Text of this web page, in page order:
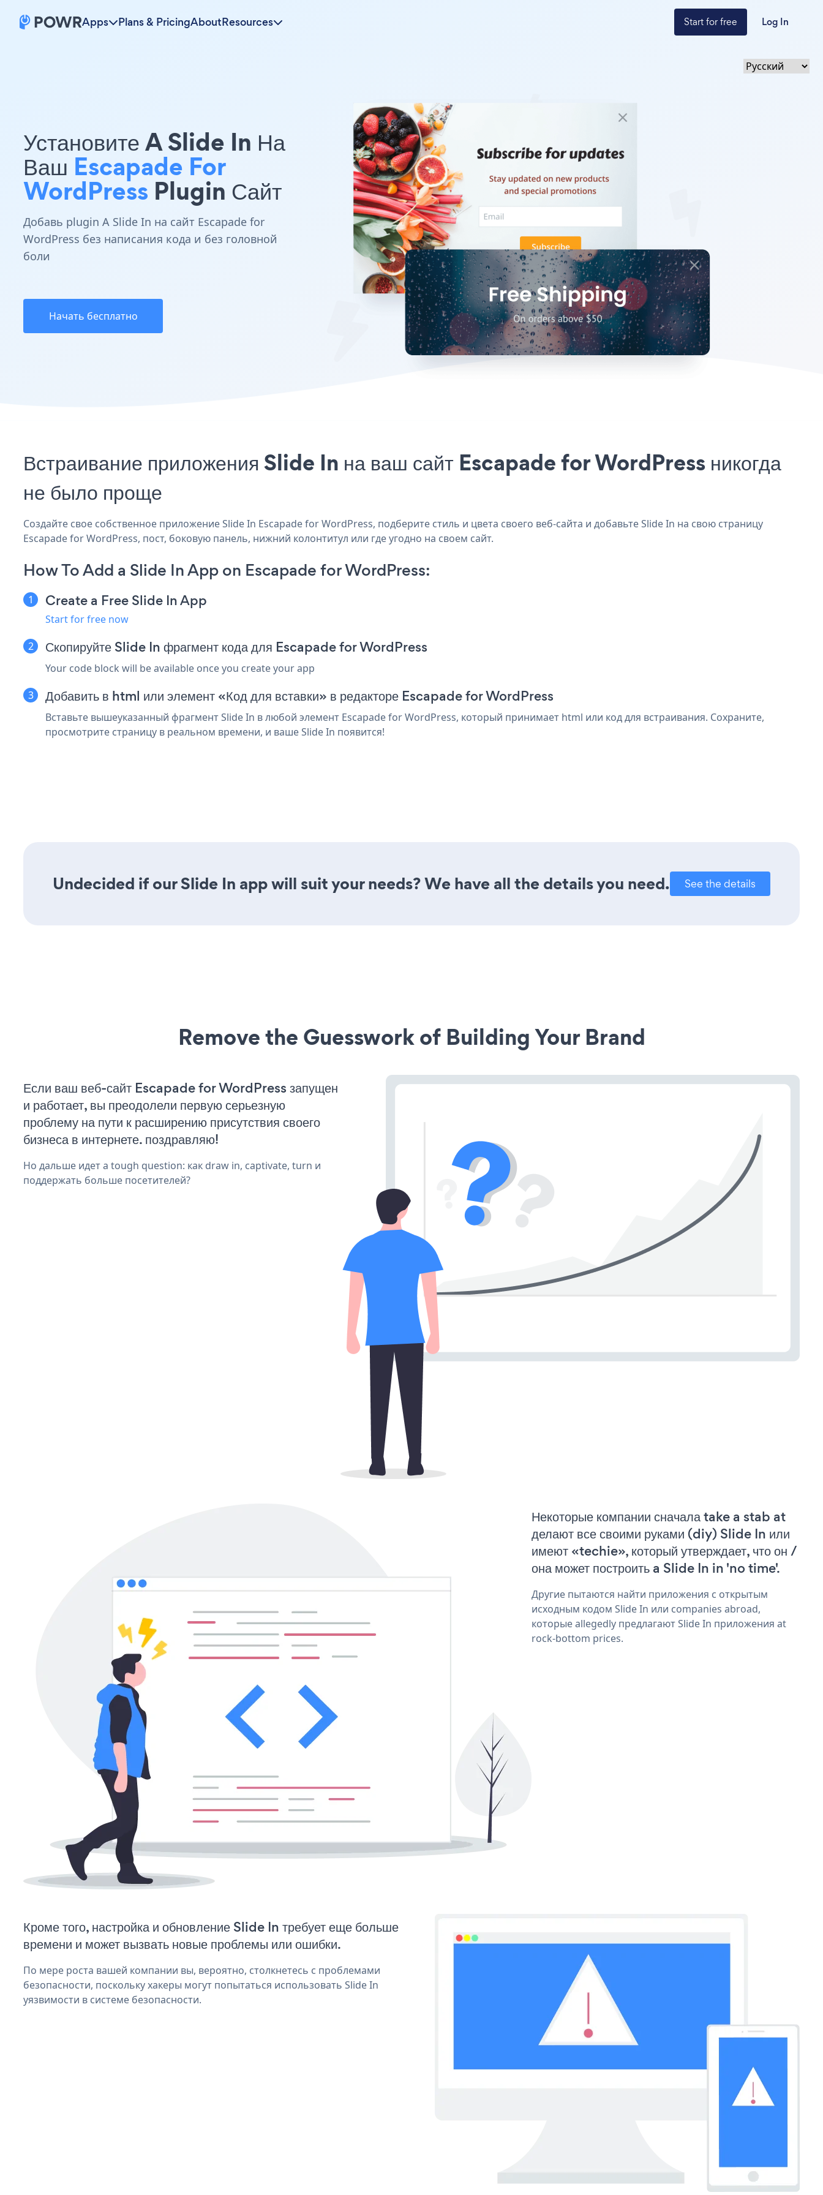
Apps Plans & PricingAboutResources Start for free Log In
Установите A Slide In На
Ваш Escapade For
WordPress Plugin Сайт
Добавь plugin A Slide In на сайт Escapade for
WordPress без написания кода и без головной
боли
Начать бесплатно
Встраивание приложения Slide In на ваш сайт Escapade for WordPress никогда
не было проще
Создайте свое собственное приложение Slide In Escapade for WordPress, подберите стиль и цвета своего веб-сайта и добавьте Slide In на свою страницу
Escapade for WordPress, пост, боковую панель, нижний колонтитул или где угодно на своем сайт.
How To Add a Slide In App on Escapade for WordPress:
Create a Free Slide In App
Start for free now
Скопируйте Slide In фрагмент кода для Escapade for WordPress
Your code block will be available once you create your app
Добавить в html или элемент «Код для вставки» в редакторе Escapade for WordPress
Вставьте вышеуказанный фрагмент Slide In в любой элемент Escapade for WordPress, который принимает html или код для встраивания. Сохраните,
просмотрите страницу в реальном времени, и ваше Slide In появится!
Undecided if our Slide In app will suit your needs? We have all the details you need. See the details
Remove the Guesswork of Building Your Brand
Если ваш веб-сайт Escapade for WordPress запущен
и работает, вы преодолели первую серьезную
проблему на пути к расширению присутствия своего
бизнеса в интернете. поздравляю!
Но дальше идет a tough question: как draw in, captivate, turn и
поддержать больше посетителей?
Некоторые компании сначала take a stab at
делают все своими руками (diy) Slide In или
имеют «techie», который утверждает, что он /
она может построить a Slide In in 'no time'.
Другие пытаются найти приложения с открытым
исходным кодом Slide In или companies abroad,
которые allegedly предлагают Slide In приложения at
rock-bottom prices.
Кроме того, настройка и обновление Slide In требует еще больше
времени и может вызвать новые проблемы или ошибки.
По мере роста вашей компании вы, вероятно, столкнетесь с проблемами
безопасности, поскольку хакеры могут попытаться использовать Slide In
уязвимости в системе безопасности.